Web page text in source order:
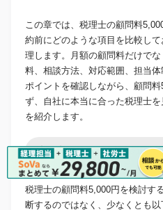
この章では、税理士の顧問料
約前にどのような項目を比較し
理します。月額の顧問料だけで
料、相談方法、対応範囲、担当
ポイントを確認しながら、顧問
ず、自社に本当に合った税理士
を紹介します。
比較表で見るべき7つの項目
税理士の顧問料5,000円を検討す
断するのではなく、少なくとも